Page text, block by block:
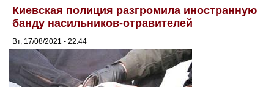
Киевская полиция разгромила иностранную
банду насильников-отравителей
Вт, 17/08/2021 - 22:44